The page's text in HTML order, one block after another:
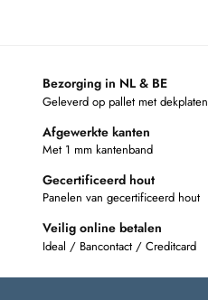
Bezorging in NL & BE
Geleverd op pallet met dekplaten
Afgewerkte kanten
Met 1 mm kantenband
Gecertificeerd hout
Panelen van gecertificeerd hout
Veilig online betalen
Ideal / Bancontact / Creditcard